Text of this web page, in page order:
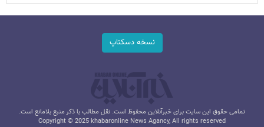
نسخه دسکتاپ
تمامی حقوق این سایت برای خبرآنلاین محفوظ است. نقل مطالب با ذکر منبع بلامانع است.
Copyright © 2025 khabaronline News Agancy, All rights reserved